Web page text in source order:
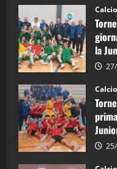
di
a
5:
la
è
la